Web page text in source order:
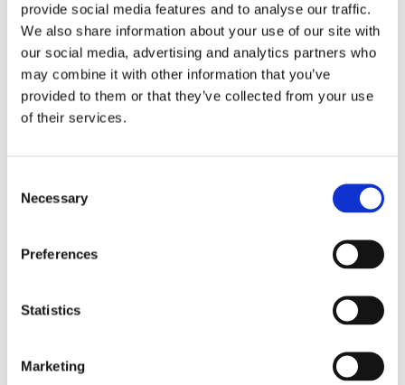
provide social media features and to analyse our traffic.
We also share information about your use of our site with
our social media, advertising and analytics partners who
may combine it with other information that you’ve
provided to them or that they’ve collected from your use
of their services.
Selection
Necessary
Preferences
Statistics
Marketing
Vigtigheden af en ekspansiv
platform
Blåkläderer en af Europas største producenter af
platform gør driften mere pålidelig, effektiviserer
arbejdsprocesserne og skaber nye
at håndtere større datamængder, integreret
økonomifunktion og indbygget support til specifikke
arbejdstøjet til distribution. Derfor er det logisk, at